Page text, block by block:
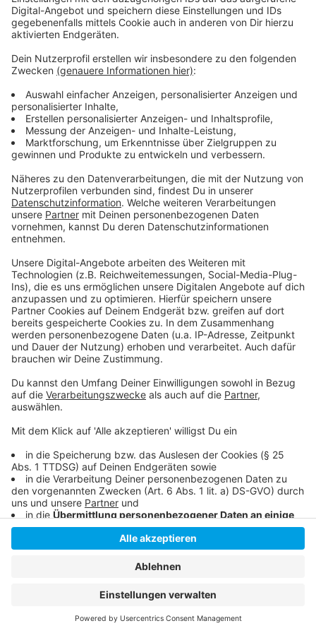
Anzeige
Angeboten werden auch wieder Ferienfahrten, unter
anderem nach Spanien. Die meisten Aktivitäten finden
aber in Düsseldorf und Umgebung statt. Dazu zählen
zum Beispiel Sport, Kinobesuche oder Ausflüge in
einen Freizeitpark.
Weitere Infos und Links zum Thema:
Anzeige
Die Infos der Stadt zum Comeback der Düsselferien
wie vor Corona
Hier können ab dem 7. Mai 2022, 10:00 Uhr Angebote
der Düsselferien gebucht werden
Anzeige
Anzeige